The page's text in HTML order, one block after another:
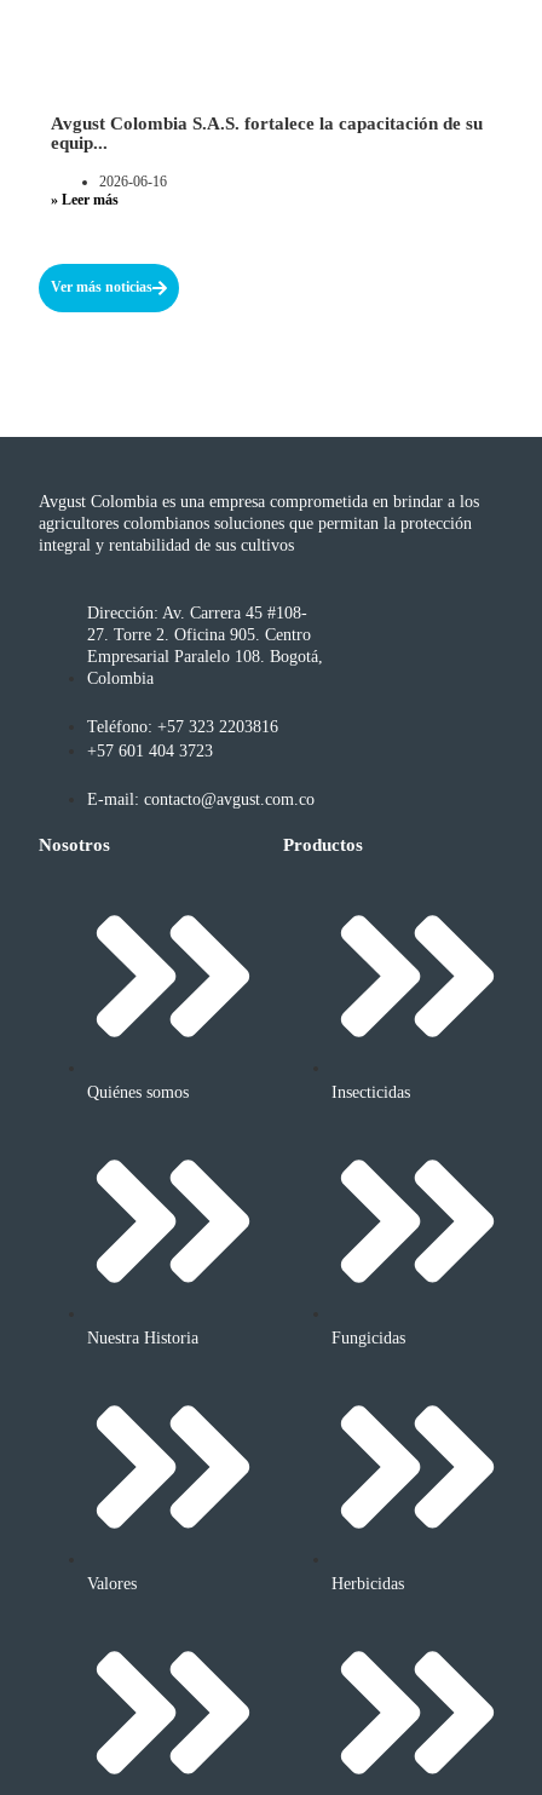
Avgust Colombia S.A.S. fortalece la capacitación de su
equip...
2026-06-16
» Leer más
Ver más noticias
Avgust Colombia es una empresa comprometida en brindar a los
agricultores colombianos soluciones que permitan la protección
integral y rentabilidad de sus cultivos
Dirección: Av. Carrera 45 #108-
27. Torre 2. Oficina 905. Centro
Empresarial Paralelo 108. Bogotá,
Colombia
Teléfono: +57 323 2203816
+57 601 404 3723
E-mail: contacto@avgust.com.co
Nosotros
Quiénes somos
Nuestra Historia
Valores
Productos
Insecticidas
Fungicidas
Herbicidas